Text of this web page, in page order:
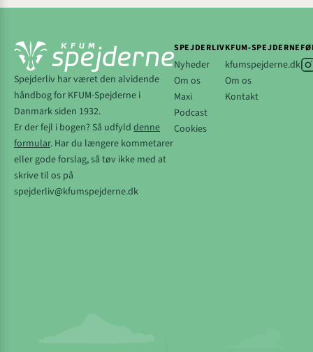
Spejderliv har været den alvidende
håndbog for KFUM-Spejderne i
Danmark siden 1932.
Er der fejl i bogen? Så udfyld denne
formular. Har du længere kommetarer
eller gode forslag, så tøv ikke med at
skrive til os på
spejderliv@kfumspejderne.dk
SPEJDERLIV
Nyheder
Om os
Maxi
Podcast
Cookies
KFUM-SPEJDERNE
kfumspejderne.dk
Om os
Kontakt